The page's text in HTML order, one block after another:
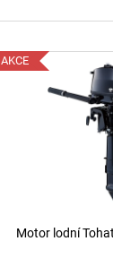
AKCE
Motor lodní